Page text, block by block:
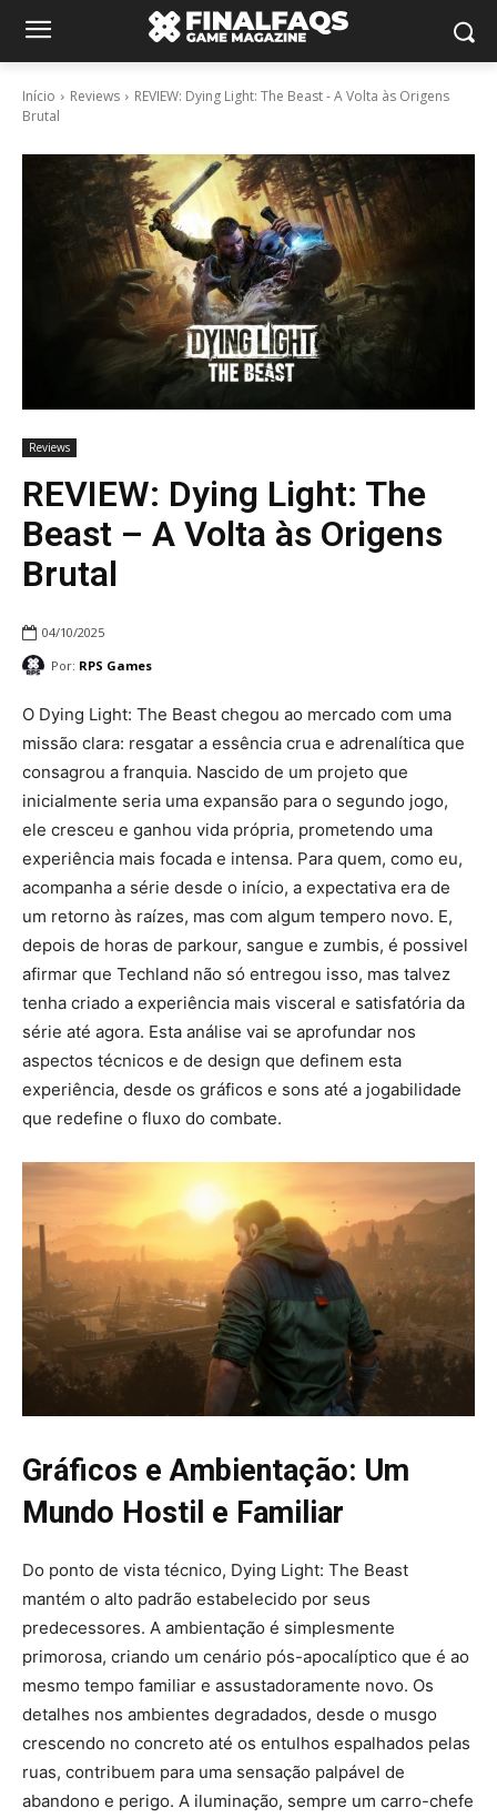
Início Reviews
REVIEW: Dying Light: The Beast - A Volta às Origens
Brutal
Reviews
REVIEW: Dying Light: The
Beast – A Volta às Origens
Brutal
04/10/2025
Por: RPS Games
O Dying Light: The Beast chegou ao mercado com uma
missão clara: resgatar a essência crua e adrenalítica que
consagrou a franquia. Nascido de um projeto que
inicialmente seria uma expansão para o segundo jogo,
ele cresceu e ganhou vida própria, prometendo uma
experiência mais focada e intensa. Para quem, como eu,
acompanha a série desde o início, a expectativa era de
um retorno às raízes, mas com algum tempero novo. E,
depois de horas de parkour, sangue e zumbis, é possivel
afirmar que Techland não só entregou isso, mas talvez
tenha criado a experiência mais visceral e satisfatória da
série até agora. Esta análise vai se aprofundar nos
aspectos técnicos e de design que definem esta
experiência, desde os gráficos e sons até a jogabilidade
que redefine o fluxo do combate.
Gráficos e Ambientação: Um
Mundo Hostil e Familiar
Do ponto de vista técnico, Dying Light: The Beast
mantém o alto padrão estabelecido por seus
predecessores. A ambientação é simplesmente
primorosa, criando um cenário pós-apocalíptico que é ao
mesmo tempo familiar e assustadoramente novo. Os
detalhes nos ambientes degradados, desde o musgo
crescendo no concreto até os entulhos espalhados pelas
ruas, contribuem para uma sensação palpável de
abandono e perigo. A iluminação, sempre um carro-chefe